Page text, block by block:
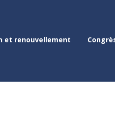
et renouvellement